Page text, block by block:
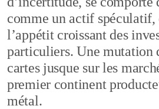
comme un actif spéculatif,
l’appétit croissant des
particuliers. Une mutation
cartes jusque sur les
premier continent
métal.